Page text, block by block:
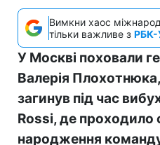
Вимкни хаос
тільки важливе з РБК-
У Москві поховали
Валерія
загинув під час
Rossi, де проходило
народження